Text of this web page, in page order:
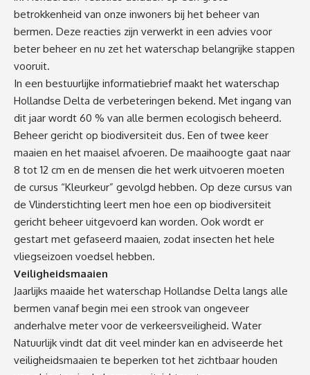
betrokkenheid van onze inwoners bij het beheer van
bermen. Deze reacties zijn verwerkt in een advies voor
beter beheer en nu zet het waterschap belangrijke stappen
vooruit.
In een bestuurlijke informatiebrief maakt het waterschap
Hollandse Delta de verbeteringen bekend. Met ingang van
dit jaar wordt 60 % van alle bermen ecologisch beheerd.
Beheer gericht op biodiversiteit dus. Een of twee keer
maaien en het maaisel afvoeren. De maaihoogte gaat naar
8 tot 12 cm en de mensen die het werk uitvoeren moeten
de cursus “Kleurkeur” gevolgd hebben. Op deze cursus van
de Vlinderstichting leert men hoe een op biodiversiteit
gericht beheer uitgevoerd kan worden. Ook wordt er
gestart met gefaseerd maaien, zodat insecten het hele
vliegseizoen voedsel hebben.
Veiligheidsmaaien
Jaarlijks maaide het waterschap Hollandse Delta langs alle
bermen vanaf begin mei een strook van ongeveer
anderhalve meter voor de verkeersveiligheid. Water
Natuurlijk vindt dat dit veel minder kan en adviseerde het
veiligheidsmaaien te beperken tot het zichtbaar houden